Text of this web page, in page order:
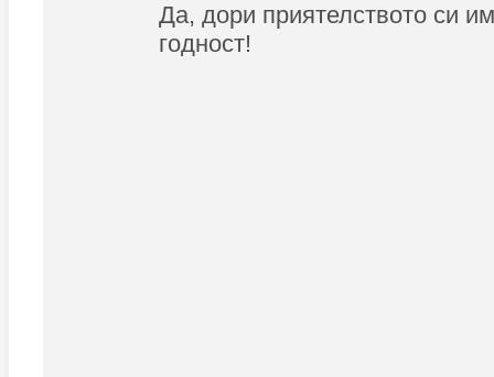
Да, дори приятелството си
годност!